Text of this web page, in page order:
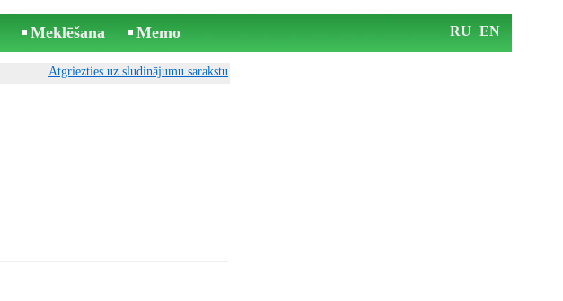
Meklēšana Memo RU EN
Atgriezties uz sludinājumu sarakstu